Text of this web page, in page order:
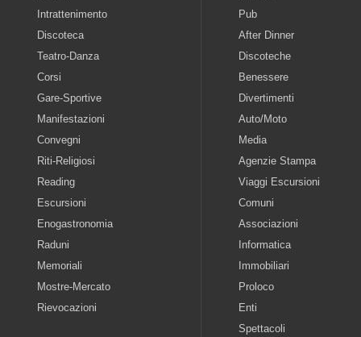
Intrattenimento
Discoteca
Teatro-Danza
Corsi
Gare-Sportive
Manifestazioni
Convegni
Riti-Religiosi
Reading
Escursioni
Enogastronomia
Raduni
Memoriali
Mostre-Mercato
Rievocazioni
Pub
After Dinner
Discoteche
Benessere
Divertimenti
Auto/Moto
Media
Agenzie Stampa
Viaggi Escursioni
Comuni
Associazioni
Informatica
Immobiliari
Proloco
Enti
Spettacoli